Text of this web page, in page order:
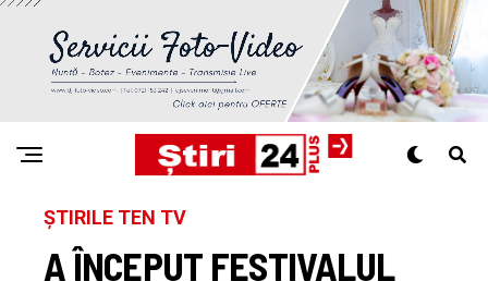
ȘTIRILE TEN TV
A ÎNCEPUT FESTIVALUL